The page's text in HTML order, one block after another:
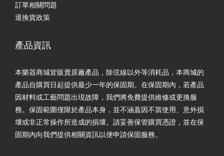
訂單相關問題
退換貨政策
產品資訊
本樂器商城皆販賣原廠產品，除弦線以外等消耗品，本商城的
產品自購買日起提供最少一年的保固期。在保固期內，若產品
因材料或工藝問題出現故障，我們將免費提供維修或更換服
務。保固範圍僅限於產品本身，並不涵蓋因不當使用、意外損
壞或非正常操作所造成的損壞。請妥善保管購買憑證，並在保
固期內向我們提供相關資訊以便申請保固服務。